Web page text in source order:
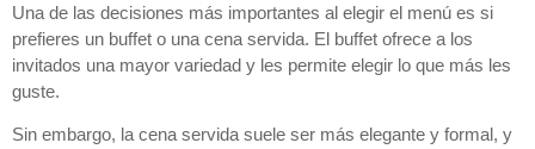
Una de las decisiones más importantes al elegir el menú es si
prefieres un buffet o una cena servida. El buffet ofrece a los
invitados una mayor variedad y les permite elegir lo que más les
guste.
Sin embargo, la cena servida suele ser más elegante y formal, y